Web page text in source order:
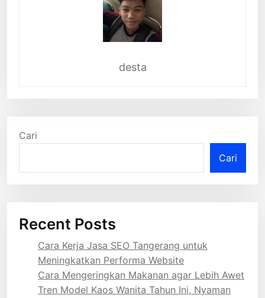
desta
Cari
Cari
Recent Posts
Cara Kerja Jasa SEO Tangerang untuk
Meningkatkan Performa Website
Cara Mengeringkan Makanan agar Lebih Awet
Tren Model Kaos Wanita Tahun Ini, Nyaman